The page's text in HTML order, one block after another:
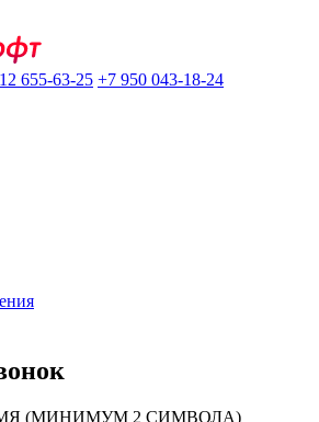
655-63-25 +7 950 043-18-24
(МИНИМУМ 2 СИМВОЛА)